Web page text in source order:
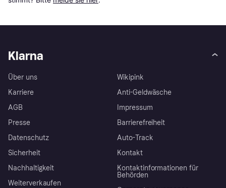
Klarna
Über uns
Karriere
AGB
Presse
Datenschutz
Sicherheit
Nachhaltigkeit
Weiterverkaufen
Wikipink
Anti-Geldwäsche
Impressum
Barrierefreiheit
Auto-Track
Kontakt
Kontaktinformationen für
Behörden